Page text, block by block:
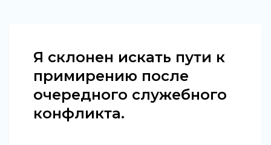
Я склонен искать пути к
примирению после
очередного служебного
конфликта.